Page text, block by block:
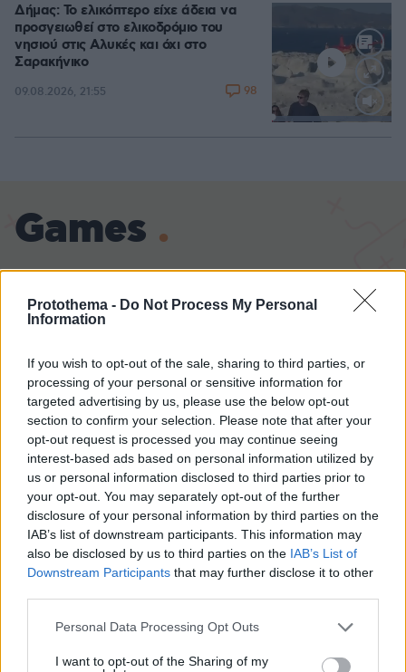
Protothema - Do Not Process My Personal
Information
If you wish to opt-out of the sale, sharing to third parties, or
processing of your personal or sensitive information for
targeted advertising by us, please use the below opt-out
section to confirm your selection. Please note that after your
opt-out request is processed you may continue seeing
interest-based ads based on personal information utilized by
us or personal information disclosed to third parties prior to
your opt-out. You may separately opt-out of the further
disclosure of your personal information by third parties on the
IAB’s list of downstream participants. This information may
also be disclosed by us to third parties on the IAB’s List of
Downstream Participants that may further disclose it to other
Please note that this website/app uses one or more Google
not limited to your visit or usage behaviour. You may click to
Personal Data Processing Opt Outs
I want to opt-out of the Sharing of my
Loaded
Δήμας: Το ελικόπτερο είχε άδεια να
προσγειωθεί στο ελικοδρόμιο του
νησιού στις Αλυκές και όχι στο
Σαρακήνικο
09.08.2026, 21:55 98
Games
Cut The Rope Northern Heights Candy
ΔΕΙΤΕ ΟΛΑ ΤΑ GAMES
Best of Network